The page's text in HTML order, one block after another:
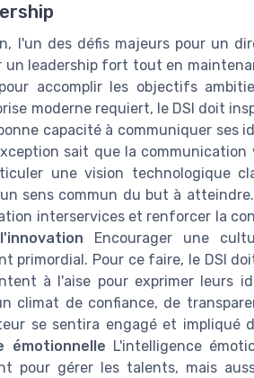
l'un des défis majeurs pour un
un leadership fort tout en
accomplir les objectifs
moderne requiert, le DSI doit
capacité à communiquer ses
sait que la communication
une vision technologique
sens commun du but à
interservices et renforcer la
Encourager une
primordial. Pour ce faire, le DSI
à l'aise pour exprimer leurs
climat de confiance, de
se sentira engagé et impliqué
émotionnelle L'intelligence
pour gérer les talents, mais